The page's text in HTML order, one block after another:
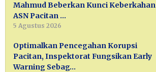
Mahmud Beberkan Kunci Keberkahan
ASN Pacitan …
5 Agustus 2026
Optimalkan Pencegahan Korupsi
Pacitan, Inspektorat Fungsikan Early
Warning Sebag…